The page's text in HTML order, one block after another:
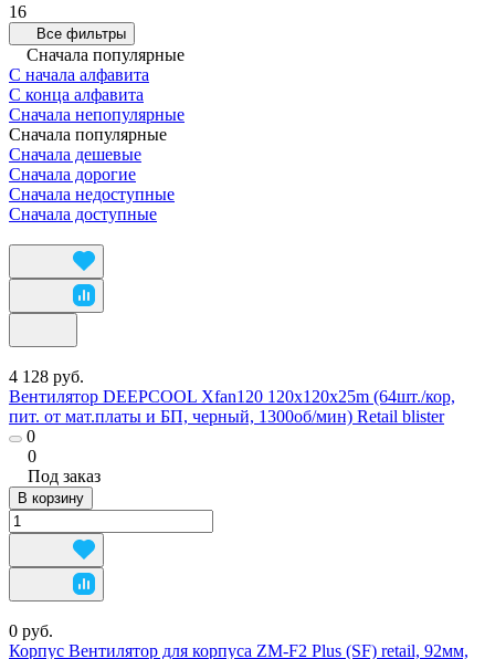
16
Все фильтры
Сначала популярные
С начала алфавита
С конца алфавита
Сначала непопулярные
Сначала популярные
Сначала дешевые
Сначала дорогие
Сначала недоступные
Сначала доступные
4 128 руб.
Вентилятор DEEPCOOL Xfan120 120x120x25m (64шт./кор,
пит. от мат.платы и БП, черный, 1300об/мин) Retail blister
0
0
Под заказ
В корзину
0 руб.
Корпус Вентилятор для корпуса ZM-F2 Plus (SF) retail, 92мм,